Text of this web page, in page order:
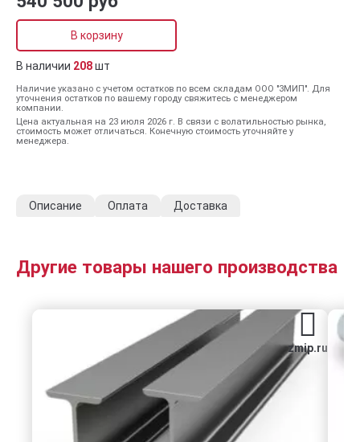
В корзину
В наличии 208шт
Наличие указано с учетом остатков по всем складам ООО "ЗМИП". Для
уточнения остатков по вашему городу свяжитесь с менеджером
компании.
Цена актуальная на 23 июля 2026 г. В связи с волатильностью рынка,
стоимость может отличаться. Конечную стоимость уточняйте у
менеджера.
Описание Оплата Доставка
Другие товары нашего производства
zmip.ru